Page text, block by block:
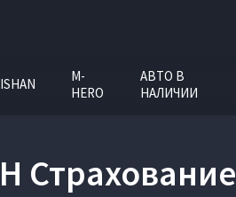
M-
HERO
АВТО В
НАЛИЧИИ
Страхование